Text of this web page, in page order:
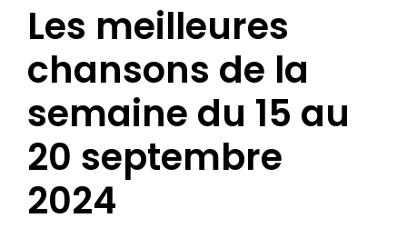
Les meilleures
chansons de la
semaine du 15 au
20 septembre
2024